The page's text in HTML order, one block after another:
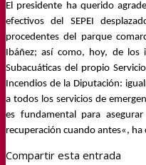
El presidente ha querido
efectivos del SEPEI
procedentes del parque
Ibáñez; así como, hoy, de los
Subacuáticas del propio
Incendios de la Diputación:
a todos los servicios de
es fundamental para
recuperación cuando antes«, ha
Compartir esta entrada